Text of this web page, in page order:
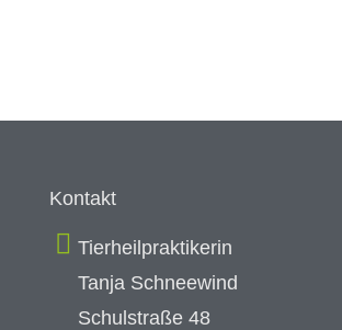
Kontakt
Tierheilpraktikerin
Tanja Schneewind
Schulstraße 48